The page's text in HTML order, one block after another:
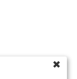
✖